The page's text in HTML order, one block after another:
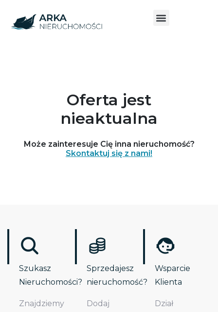
Oferta jest
nieaktualna
Może zainteresuje Cię inna nieruchomość?
Skontaktuj się z nami!
Szukasz
Nieruchomości?
Znajdziemy
Sprzedajesz
nieruchomość?
Dodaj
Wsparcie
Klienta
Dział